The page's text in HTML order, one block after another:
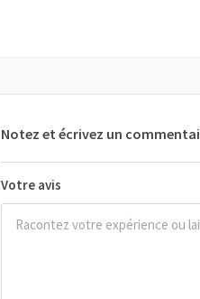
Notez et écrivez un
Votre avis